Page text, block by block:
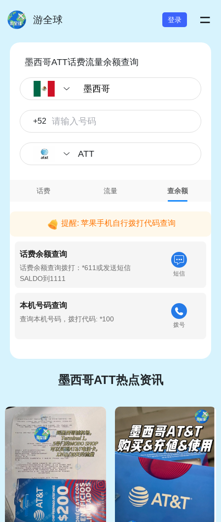
游全球 登录 =
墨西哥ATT话费流量余额查询
+52
ATT
话费 流量 查余额
提醒: 苹果手机自行拨打代码查询
话费余额查询
话费余额查询拨打：*611或发送短信
SALDO到1111
短信
本机号码查询
查询本机号码，拨打代码: *100
拨号
墨西哥ATT热点资讯